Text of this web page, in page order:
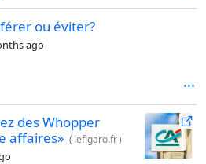
ou éviter?
ago
des Whopper
affaires» ( lefigaro.fr)